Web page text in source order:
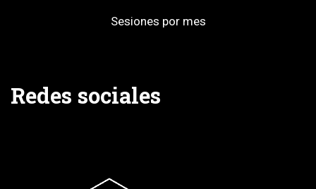
Sesiones por mes
Redes sociales